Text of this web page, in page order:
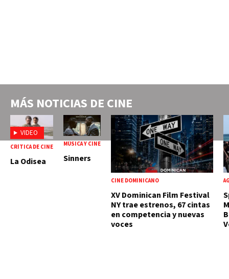
MÁS NOTICIAS DE CINE
VIDEO
CRÍTICA DE CINE
La Odisea
MÚSICA Y CINE
Sinners
CINE DOMINICANO
XV Dominican Film Festival
NY trae estrenos, 67 cintas
en competencia y nuevas
voces